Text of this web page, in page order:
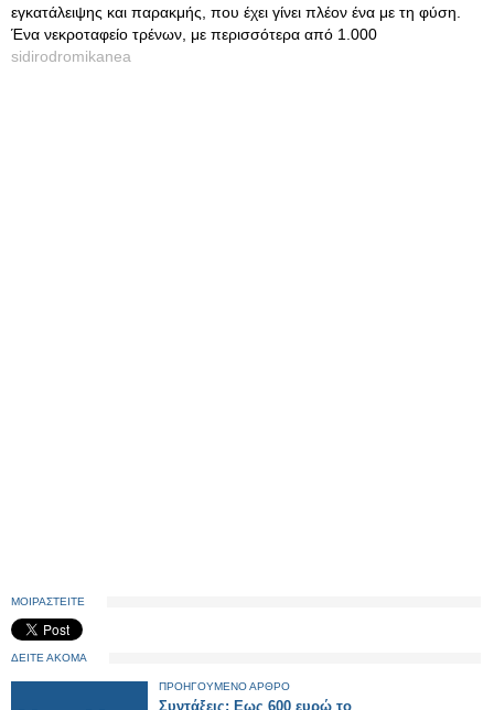
εγκατάλειψης και παρακμής, που έχει γίνει πλέον ένα με τη φύση.
Ένα νεκροταφείο τρένων, με περισσότερα από 1.000
sidirodromikanea
ΜΟΙΡΑΣΤΕΙΤΕ
ΔΕΙΤΕ ΑΚΟΜΑ
ΠΡΟΗΓΟΥΜΕΝΟ ΑΡΘΡΟ
Συντάξεις: Εως 600 ευρώ το